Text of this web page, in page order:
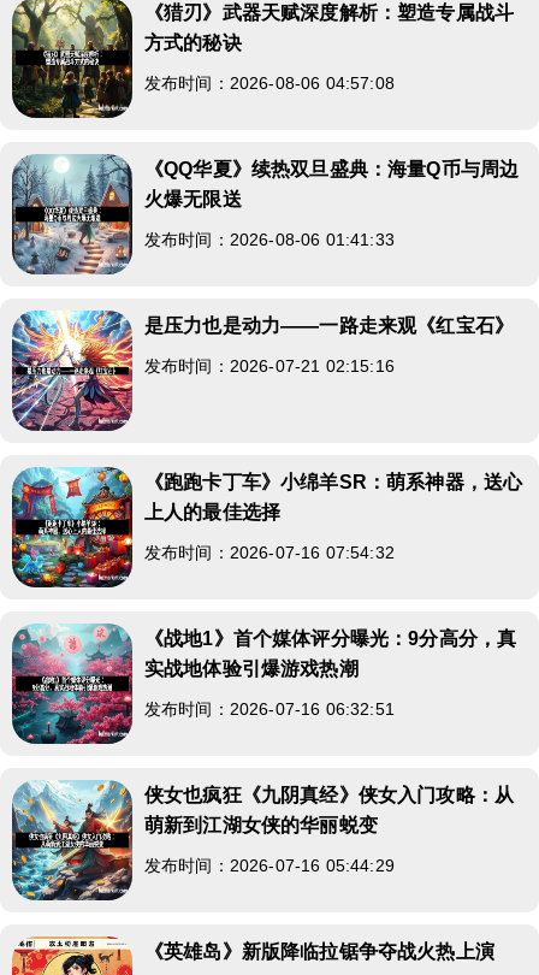
《猎刃》武器天赋深度解析：塑造专属战斗
方式的秘诀
发布时间：2026-08-06 04:57:08
《QQ华夏》续热双旦盛典：海量Q币与周边
火爆无限送
发布时间：2026-08-06 01:41:33
是压力也是动力——一路走来观《红宝石》
发布时间：2026-07-21 02:15:16
《跑跑卡丁车》小绵羊SR：萌系神器，送心
上人的最佳选择
发布时间：2026-07-16 07:54:32
《战地1》首个媒体评分曝光：9分高分，真
实战地体验引爆游戏热潮
发布时间：2026-07-16 06:32:51
侠女也疯狂《九阴真经》侠女入门攻略：从
萌新到江湖女侠的华丽蜕变
发布时间：2026-07-16 05:44:29
《英雄岛》新版降临拉锯争夺战火热上演